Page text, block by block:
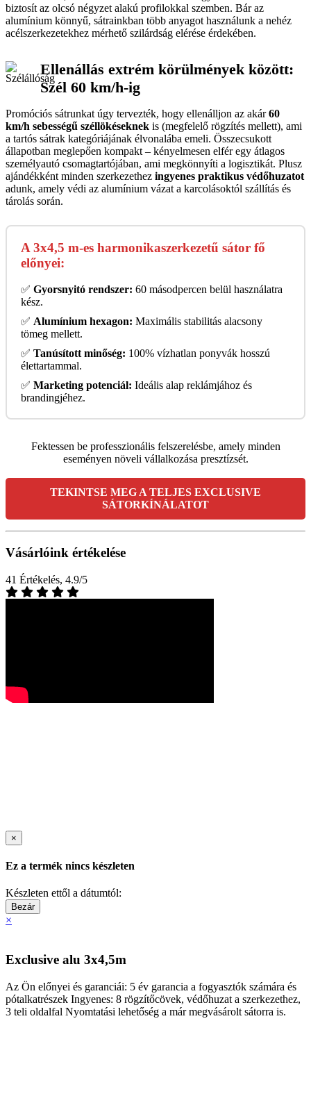
biztosít az olcsó négyzet alakú profilokkal szemben. Bár az
alumínium könnyű, sátrainkban több anyagot használunk a nehéz
acélszerkezetekhez mérhető szilárdság elérése érdekében.
Ellenállás extrém körülmények között:
Szél 60 km/h-ig
Promóciós sátrunkat úgy tervezték, hogy ellenálljon az akár60
km/h sebességű széllökéseknek is (megfelelő rögzítés mellett), ami
a tartós sátrak kategóriájának élvonalába emeli. Összecsukott
állapotban meglepően kompakt – kényelmesen elfér egy átlagos
személyautó csomagtartójában, ami megkönnyíti a logisztikát. Plusz
ajándékként minden szerkezethez ingyenes praktikus védőhuzatot
adunk, amely védi az alumínium vázat a karcolásoktól szállítás és
tárolás során.
A 3x4,5 m-es harmonikaszerkezetű sátor fő
előnyei:
✅ Gyorsnyitó rendszer: 60 másodpercen belül használatra
kész.
✅ Alumínium hexagon: Maximális stabilitás alacsony
tömeg mellett.
✅ Tanúsított minőség: 100% vízhatlan ponyvák hosszú
élettartammal.
✅ Marketing potenciál: Ideális alap reklámjához és
brandingjéhez.
Fektessen be professzionális felszerelésbe, amely minden
eseményen növeli vállalkozása presztízsét.
TEKINTSE MEG A TELJES EXCLUSIVE
SÁTORKÍNÁLATOT
Vásárlóink értékelése
41 Értékelés, 4.9/5
×
Ez a termék nincs készleten
Készleten ettől a dátumtól:
Bezár
×
Exclusive alu 3x4,5m
Az Ön előnyei és garanciái: 5 év garancia a fogyasztók számára és
pótalkatrészek Ingyenes: 8 rögzítőcövek, védőhuzat a szerkezethez,
3 teli oldalfal Nyomtatási lehetőség a már megvásárolt sátorra is.